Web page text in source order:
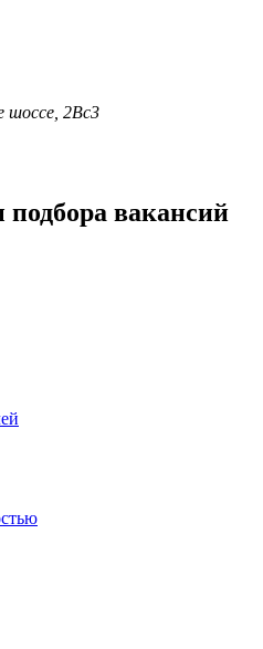
шоссе, 2Вс3
вакансий